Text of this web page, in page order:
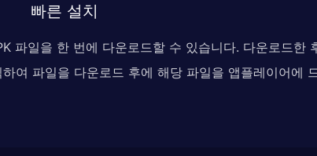
빠른 설치
파일을 한 번에 다운로드할 수 있습니다. 다운로드한
여 파일을 다운로드 후에 해당 파일을 앱플레이어에